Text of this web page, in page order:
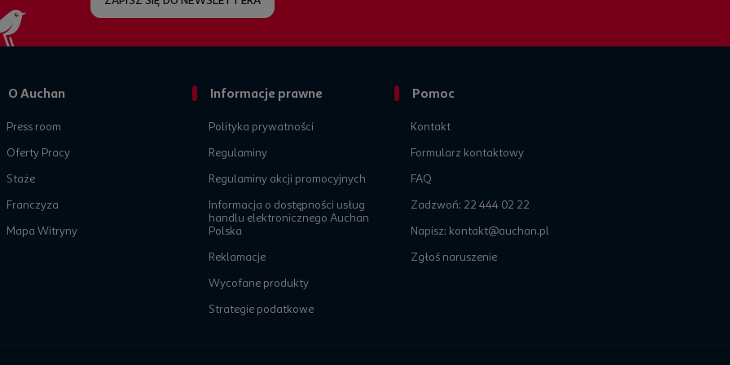
O Auchan
Press room
Oferty Pracy
Staże
Franczyza
Mapa Witryny
Informacje prawne
Polityka prywatności
Regulaminy
Regulaminy akcji promocyjnych
Informacja o dostępności usług
handlu elektronicznego Auchan
Polska
Reklamacje
Wycofane produkty
Strategie podatkowe
Pomoc
Kontakt
Formularz kontaktowy
FAQ
Zadzwoń: 22 444 02 22
Napisz: kontakt@auchan.pl
Zgłoś naruszenie